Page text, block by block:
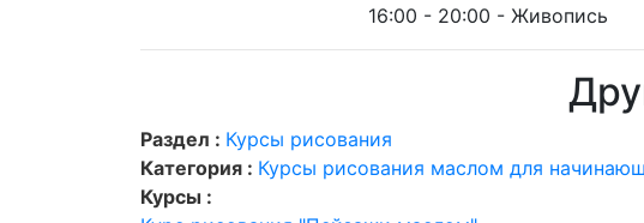
16:00 - 20:00 - Живопись
Раздел : Курсы рисования
Категория : Курсы рисования маслом для
Курсы :